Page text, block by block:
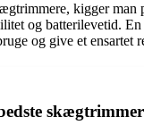
kigger man
og batterilevetid.
og give et ensartet